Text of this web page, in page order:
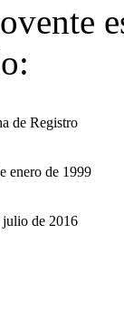
de Registro
enero de 1999
julio de 2016